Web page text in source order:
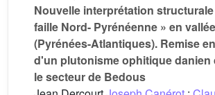
Nouvelle interprétation structurale
faille Nord- Pyrénéenne » en
(Pyrénées-Atlantiques). Remise
d'un plutonisme ophitique danien
le secteur de Bedous